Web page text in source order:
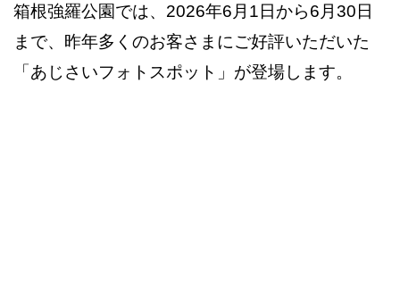
箱根強羅公園では、2026年6月1日から6月30日
まで、昨年多くのお客さまにご好評いただいた
「あじさいフォトスポット」が登場します。